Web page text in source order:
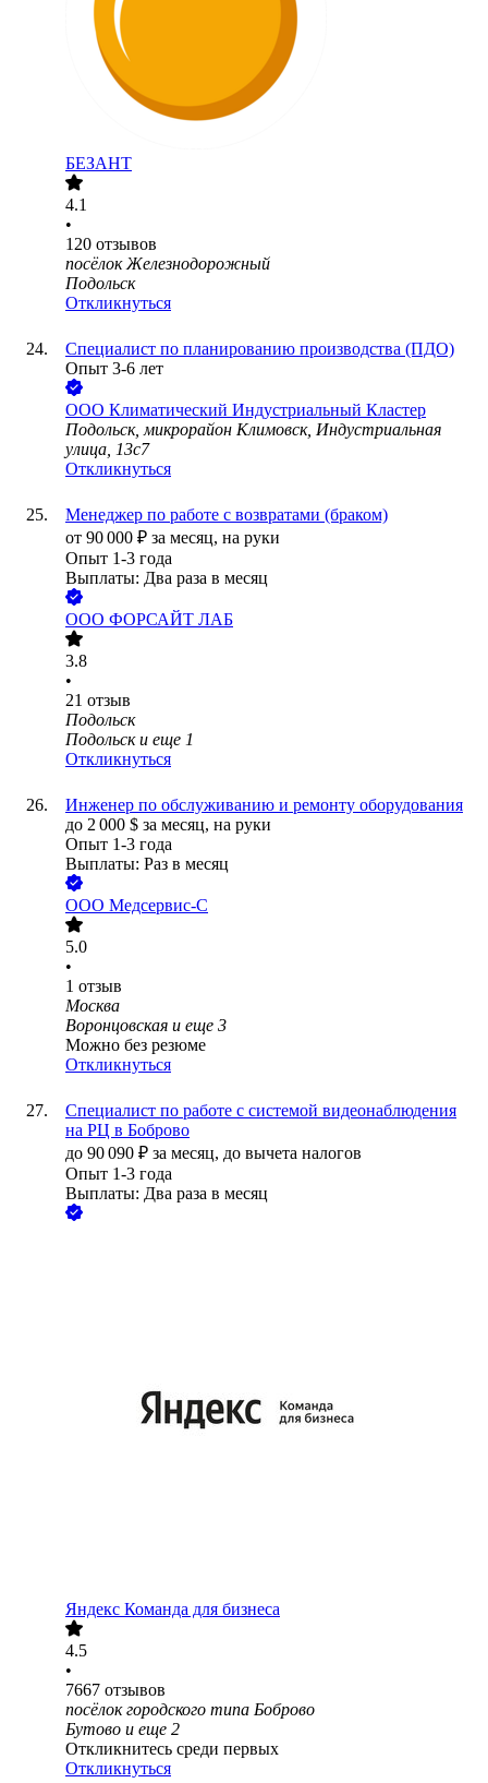
БЕЗАНТ
4.1
•
120 отзывов
посёлок Железнодорожный
Подольск
Откликнуться
Специалист по планированию производства (ПДО)
Опыт 3-6 лет
ООО Климатический Индустриальный Кластер
Подольск, микрорайон Климовск, Индустриальная
улица, 13с7
Откликнуться
Менеджер по работе с возвратами (браком)
от 90 000 ₽ за месяц, на руки
Опыт 1-3 года
Выплаты: Два раза в месяц
ООО ФОРСАЙТ ЛАБ
3.8
•
21 отзыв
Подольск
Подольск и еще 1
Откликнуться
Инженер по обслуживанию и ремонту оборудования
до 2 000 $ за месяц, на руки
Опыт 1-3 года
Выплаты: Раз в месяц
ООО Медсервис-С
5.0
•
1 отзыв
Москва
Воронцовская и еще 3
Можно без резюме
Откликнуться
Специалист по работе с системой видеонаблюдения
на РЦ в Боброво
до 90 090 ₽ за месяц, до вычета налогов
Опыт 1-3 года
Выплаты: Два раза в месяц
Яндекс Команда для бизнеса
4.5
•
7667 отзывов
посёлок городского типа Боброво
Бутово и еще 2
Откликнитесь среди первых
Откликнуться